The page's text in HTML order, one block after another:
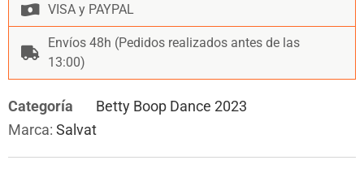
VISA y PAYPAL
Envíos 48h (Pedidos realizados antes de las
13:00)
Categoría
Betty Boop Dance 2023
Marca: Salvat